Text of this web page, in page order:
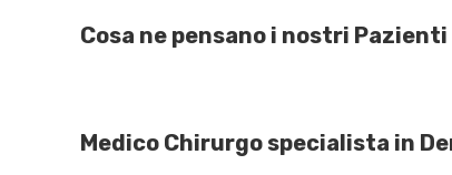
Cosa ne pensano i nostri
Medico Chirurgo specialista in